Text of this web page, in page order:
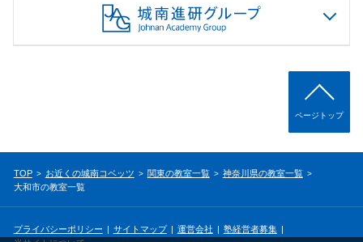
ページトップ
TOP お近くの城南コベッツ 関東の教室一覧
神奈川県の教室一覧
大和市の教室一覧
プライバシーポリシー サイトマップ 運営会社
塾経営者募集